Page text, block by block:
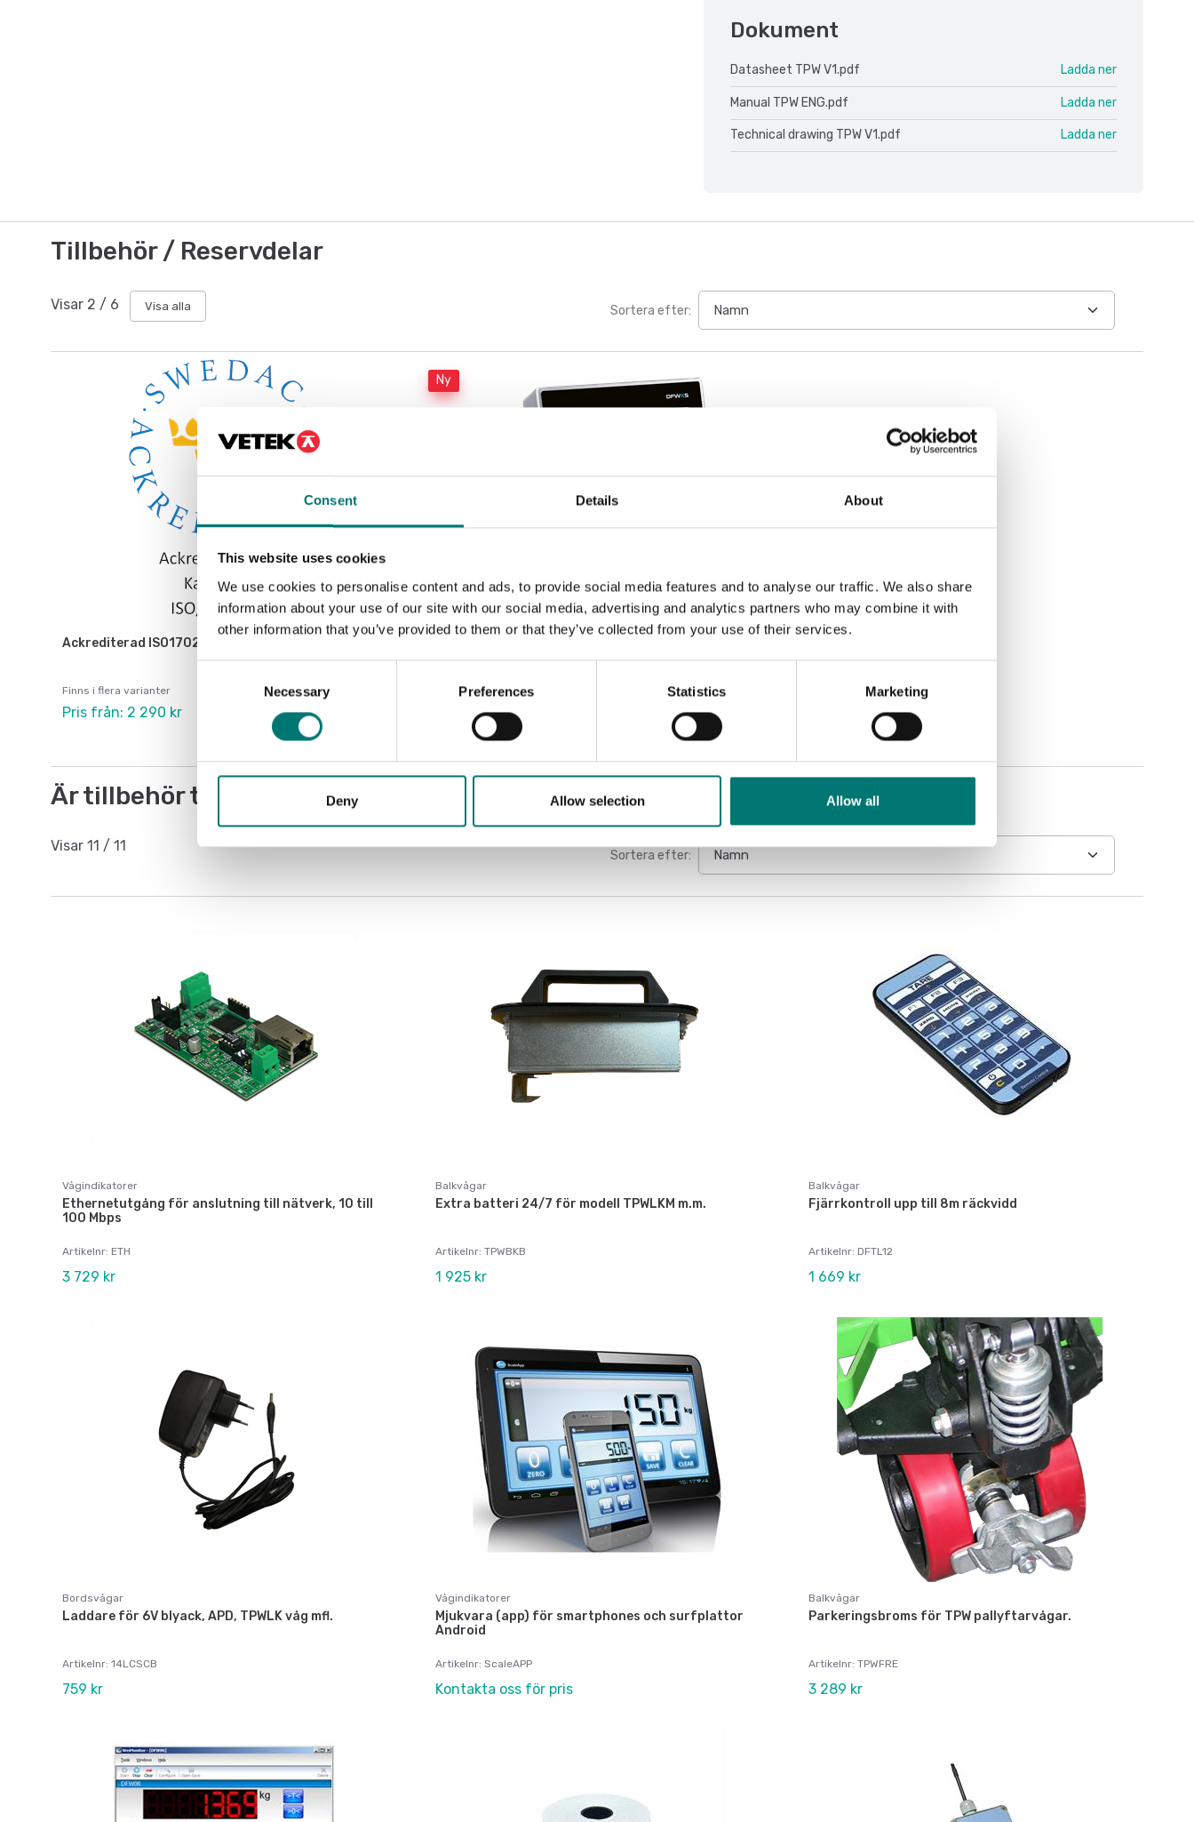
Consent Details About
This website uses cookies
We use cookies to personalise content and ads, to provide social media features and to analyse our traffic. We also share
information about your use of our site with our social media, advertising and analytics partners who may combine it with
other information that you’ve provided to them or that they’ve collected from your use of their services.
Necessary Preferences Statistics Marketing
Deny Allow selection Allow all
Dokument
Datasheet TPW V1.pdf Ladda ner
Manual TPW ENG.pdf Ladda ner
Technical drawing TPW V1.pdf Ladda ner
Tillbehör / Reservdelar
Visar 2 / 6 Visa alla Sortera efter:
Ackrediterad ISO17025 kalibrering
Finns i flera varianter
Pris från: 2 290 kr
Ny
Finns i flera varianter
Pris från: 5 290 kr
Är tillbehör till
Visar 11 / 11
Sortera efter:
Vågindikatorer
Ethernetutgång för anslutning till nätverk, 10 till
100 Mbps
Artikelnr: ETH
3 729 kr
Balkvågar
Extra batteri 24/7 för modell TPWLKM m.m.
Artikelnr: TPWBKB
1 925 kr
Balkvågar
Fjärrkontroll upp till 8m räckvidd
Artikelnr: DFTL12
1 669 kr
Bordsvågar
Laddare för 6V blyack, APD, TPWLK våg mfl.
Artikelnr: 14LCSCB
759 kr
Vågindikatorer
Mjukvara (app) för smartphones och surfplattor
Android
Artikelnr: ScaleAPP
Kontakta oss för pris
Balkvågar
Parkeringsbroms för TPW pallyftarvågar.
Artikelnr: TPWFRE
3 289 kr